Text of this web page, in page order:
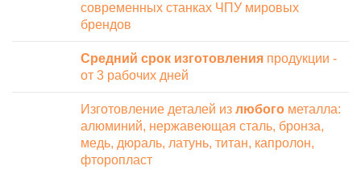
современных станках ЧПУ мировых
брендов
Средний срок изготовления продукции -
от 3 рабочих дней
Изготовление деталей из любого металла:
алюминий, нержавеющая сталь, бронза,
медь, дюраль, латунь, титан, капролон,
фторопласт